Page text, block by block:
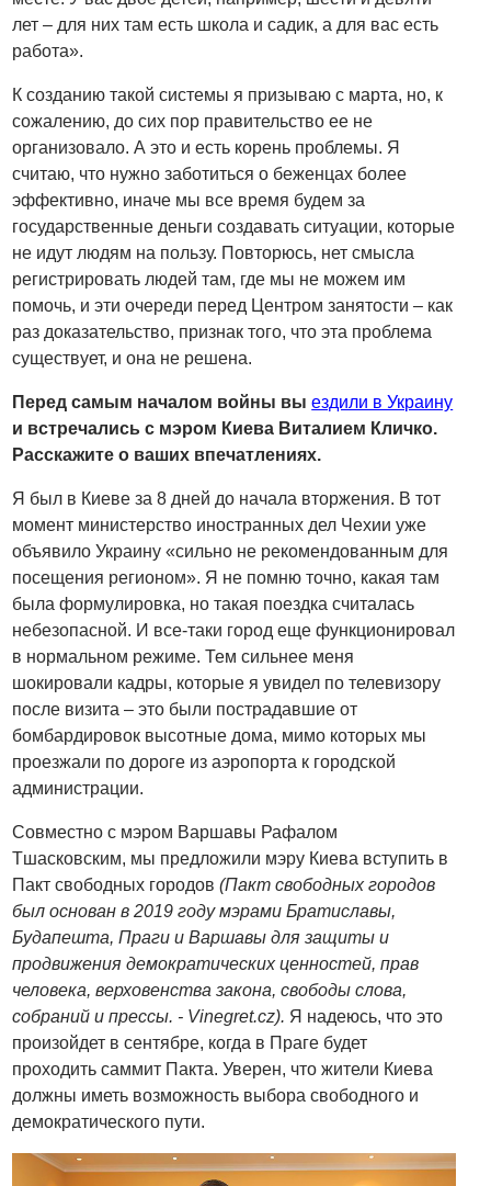
лет – для них там есть школа и садик, а для вас есть
работа».
К созданию такой системы я призываю с марта, но, к
сожалению, до сих пор правительство ее не
организовало. А это и есть корень проблемы. Я
считаю, что нужно заботиться о беженцах более
эффективно, иначе мы все время будем за
государственные деньги создавать ситуации, которые
не идут людям на пользу. Повторюсь, нет смысла
регистрировать людей там, где мы не можем им
помочь, и эти очереди перед Центром занятости – как
раз доказательство, признак того, что эта проблема
существует, и она не решена.
Перед самым началом войны выездили в Украину
и встречались с мэром Киева Виталием Кличко.
Расскажите о ваших впечатлениях.
Я был в Киеве за 8 дней до начала вторжения. В тот
момент министерство иностранных дел Чехии уже
объявило Украину «сильно не рекомендованным для
посещения регионом». Я не помню точно, какая там
была формулировка, но такая поездка считалась
небезопасной. И все-таки город еще функционировал
в нормальном режиме. Тем сильнее меня
шокировали кадры, которые я увидел по телевизору
после визита – это были пострадавшие от
бомбардировок высотные дома, мимо которых мы
проезжали по дороге из аэропорта к городской
администрации.
Совместно с мэром Варшавы Рафалом
Тшасковским, мы предложили мэру Киева вступить в
Пакт свободных городов(Пакт свободных городов
был основан в 2019 году мэрами Братиславы,
Будапешта, Праги и Варшавы для защиты и
продвижения демократических ценностей, прав
человека, верховенства закона, свободы слова,
собраний и прессы. - Vinegret.cz). Я надеюсь, что это
произойдет в сентябре, когда в Праге будет
проходить саммит Пакта. Уверен, что жители Киева
должны иметь возможность выбора свободного и
демократического пути.